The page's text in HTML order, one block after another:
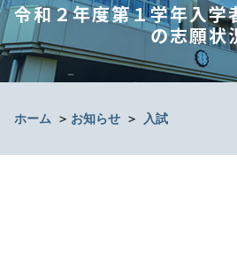
令和２年度第１学年入学
の志願状
ホーム ＞ お知らせ ＞ 入試